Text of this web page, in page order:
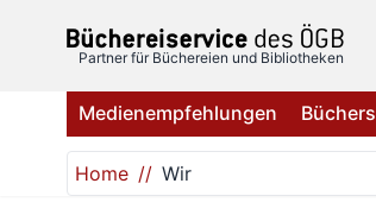
Partner für Büchereien und Bibliotheken
Medienempfehlungen
Home Wir